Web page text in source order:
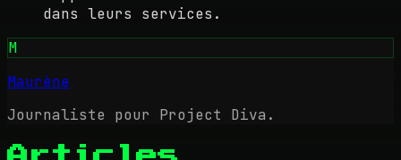
dans leurs services.
M
Maurène
Journaliste pour Project Diva.
Articles